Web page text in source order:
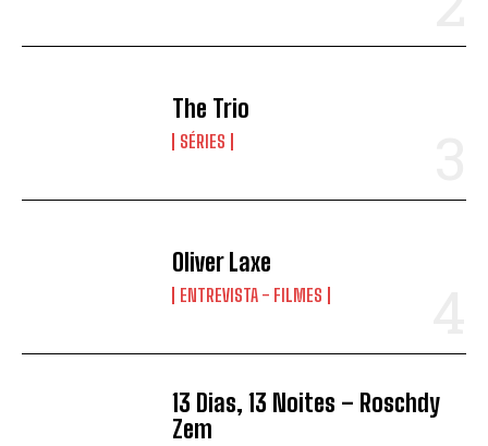
The Trio
SÉRIES
Oliver Laxe
ENTREVISTA - FILMES
13 Dias, 13 Noites – Roschdy
Zem